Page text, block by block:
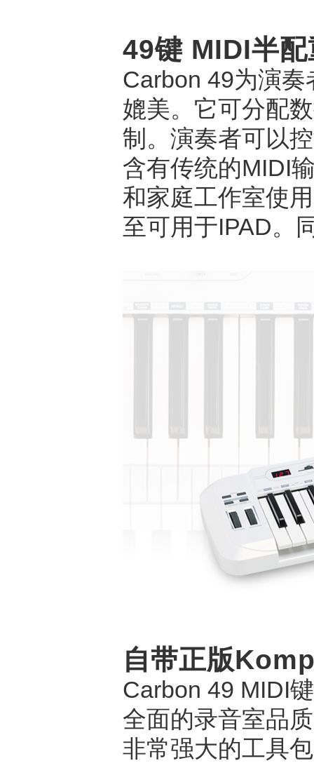
49键 MIDI半
Carbon 49为演
媲美。它可分配
制。演奏者可以
含有传统的MIDI
和家庭工作室使
至可用于IPAD。
自带正版
Carbon 49 MIDI
全面的录音室品
非常强大的工具